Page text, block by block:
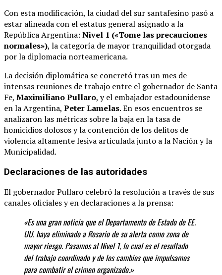
Con esta modificación, la ciudad del sur santafesino pasó a
estar alineada con el estatus general asignado a la
República Argentina: Nivel 1 («Tome las precauciones
normales»), la categoría de mayor tranquilidad otorgada
por la diplomacia norteamericana.
La decisión diplomática se concretó tras un mes de
intensas reuniones de trabajo entre el gobernador de Santa
Fe, Maximiliano Pullaro, y el embajador estadounidense
en la Argentina, Peter Lamelas.En esos encuentros se
analizaron las métricas sobre la baja en la tasa de
homicidios dolosos y la contención de los delitos de
violencia altamente lesiva articulada junto a la Nación y la
Municipalidad.
Declaraciones de las autoridades
El gobernador Pullaro celebró la resolución a través de sus
canales oficiales y en declaraciones a la prensa:
«Es una gran noticia que el Departamento de Estado de EE.
UU. haya eliminado a Rosario de su alerta como zona de
mayor riesgo. Pasamos al Nivel 1, lo cual es el resultado
del trabajo coordinado y de los cambios que impulsamos
para combatir el crimen organizado.»